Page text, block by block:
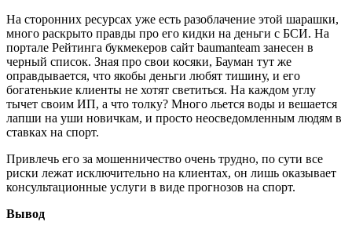
На сторонних ресурсах уже есть разоблачение этой шарашки,
много раскрыто правды про его кидки на деньги с БСИ. На
портале Рейтинга букмекеров сайт baumanteam занесен в
черный список. Зная про свои косяки, Бауман тут же
оправдывается, что якобы деньги любят тишину, и его
богатенькие клиенты не хотят светиться. На каждом углу
тычет своим ИП, а что толку? Много льется воды и вешается
лапши на уши новичкам, и просто неосведомленным людям в
ставках на спорт.
Привлечь его за мошенничество очень трудно, по сути все
риски лежат исключительно на клиентах, он лишь оказывает
консультационные услуги в виде прогнозов на спорт.
Вывод